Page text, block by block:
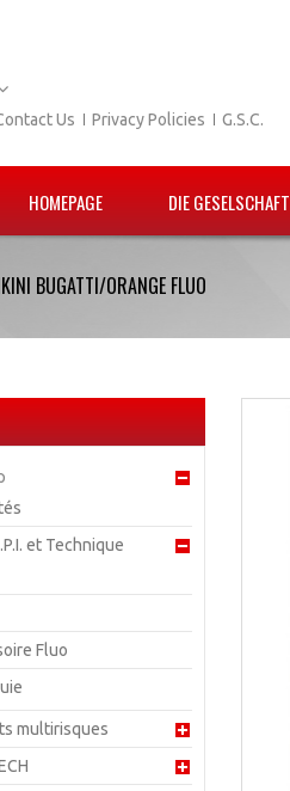
Us Privacy Policies G.S.C.
HOMEPAGE DIE GESELSCHAFT
BUGATTI/ORANGE FLUO
et Technique
Fluo
multirisques